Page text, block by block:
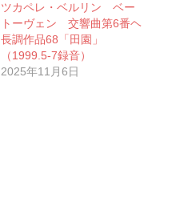
ツカペレ・ベルリン ベー
トーヴェン 交響曲第6番ヘ
長調作品68「田園」
（1999.5-7録音）
2025年11月6日